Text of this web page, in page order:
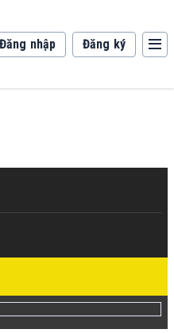
Đăng nhập Đăng ký